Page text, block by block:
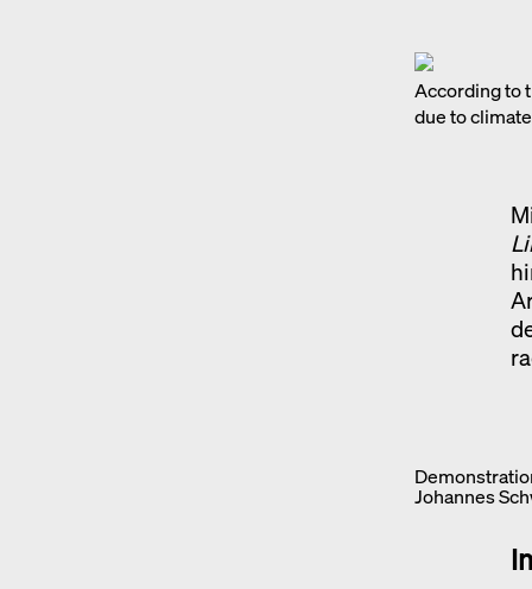
According to
due to
Johannes